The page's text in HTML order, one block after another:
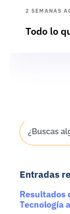
2 SEMANAS
Todo lo
Entradas
Resultados
Tecnología